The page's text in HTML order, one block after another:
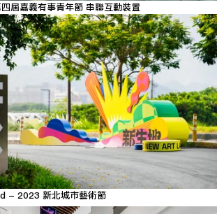
屆嘉義有事青年節 串聯互動裝置
- 2023 新北城市藝術節